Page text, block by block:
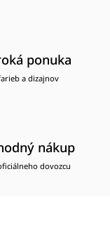
ponuka
a dizajnov
nákup
dovozcu